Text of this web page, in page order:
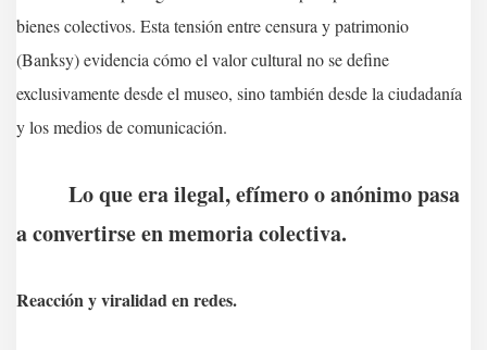
bienes colectivos. Esta tensión entre censura y patrimonio
(Banksy) evidencia cómo el valor cultural no se define
exclusivamente desde el museo, sino también desde la ciudadanía
y los medios de comunicación.
Lo que era ilegal, efímero o anónimo pasa
a convertirse en memoria colectiva.
Reacción y viralidad en redes.